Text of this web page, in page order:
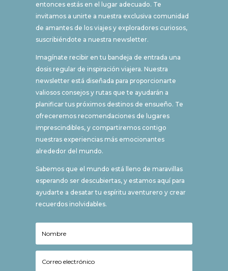
entonces estás en el lugar adecuado. Te
invitamos a unirte a nuestra exclusiva comunidad
de amantes de los viajes y exploradores curiosos,
suscribiéndote a nuestra newsletter.
Imagínate recibir en tu bandeja de entrada una
dosis regular de inspiración viajera. Nuestra
newsletter está diseñada para proporcionarte
valiosos consejos y rutas que te ayudarán a
planificar tus próximos destinos de ensueño. Te
ofreceremos recomendaciones de lugares
imprescindibles, y compartiremos contigo
nuestras experiencias más emocionantes
alrededor del mundo.
Sabemos que el mundo está lleno de maravillas
esperando ser descubiertas, y estamos aquí para
ayudarte a desatar tu espíritu aventurero y crear
recuerdos inolvidables.